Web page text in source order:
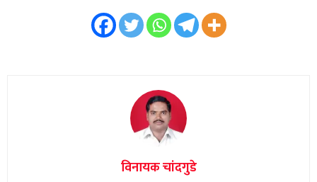
विनायक चांदगुडे